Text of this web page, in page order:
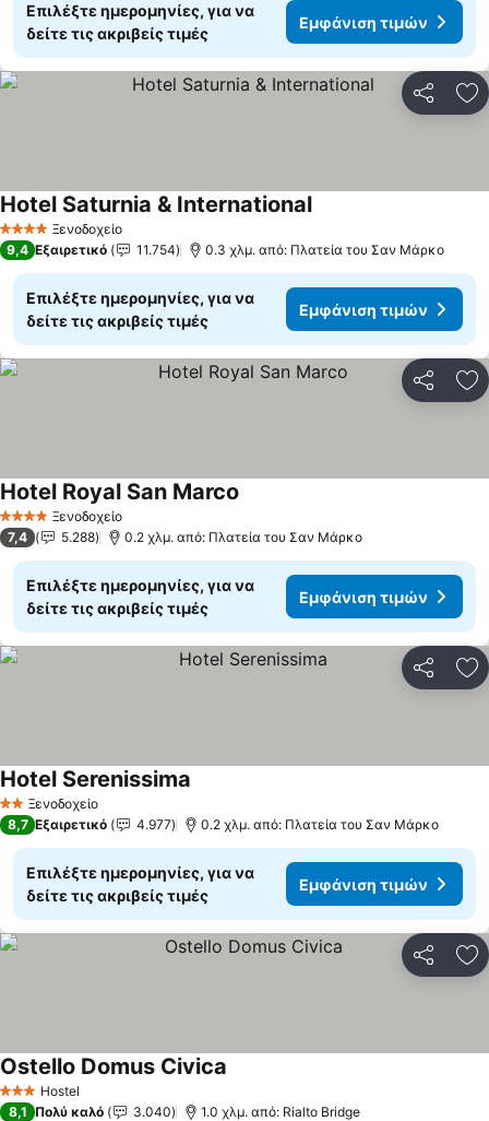
Επιλέξτε ημερομηνίες, για να
δείτε τις ακριβείς τιμές
Εμφάνιση τιμών
4 ΑστέριαΞενοδοχείο
Hotel Saturnia & InternationalΕμφάνιση τιμών
9,4 Εξαιρετικό 11.754 0.3 χλμ. από: Πλατεία του Σαν Μάρκο
Επιλέξτε ημερομηνίες, για να
δείτε τις ακριβείς τιμές
Εμφάνιση τιμών
4 ΑστέριαΞενοδοχείο
Hotel Royal San Marco
7,4 5.288 0.2 χλμ. από: Πλατεία του Σαν Μάρκο
Επιλέξτε ημερομηνίες, για να
δείτε τις ακριβείς τιμές
Εμφάνιση τιμών
2 ΑστέριαΞενοδοχείο
Hotel Serenissima
8,7 Εξαιρετικό 4.977 0.2 χλμ. από: Πλατεία του Σαν Μάρκο
Επιλέξτε ημερομηνίες, για να
δείτε τις ακριβείς τιμές
Εμφάνιση τιμών
3 ΑστέριαHostel
Ostello Domus Civica
8,1 Πολύ καλό 3.040 1.0 χλμ. από: Rialto Bridge